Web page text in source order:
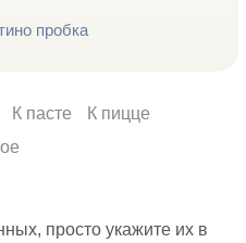
К пасте
К пицце
просто укажите их в